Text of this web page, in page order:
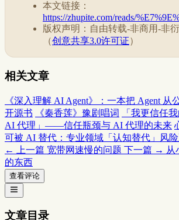
本文链接：
https://zhupite.com/reads/
版权声明：自由转载-非商用-非
（创意共享3.0许可证）
相关文章
《深入理解 AI Agent》：一本把 Agent 从
开源书
《秦香莲》豫剧唱词
「我更信任
AI 代理」——信任瓶颈与 AI 代理的未来
可被 AI 替代：专业领域「认知替代」风
← 上一篇 宽带网速慢的问题 下一篇 → 从
的东西
查看评论
文章目录